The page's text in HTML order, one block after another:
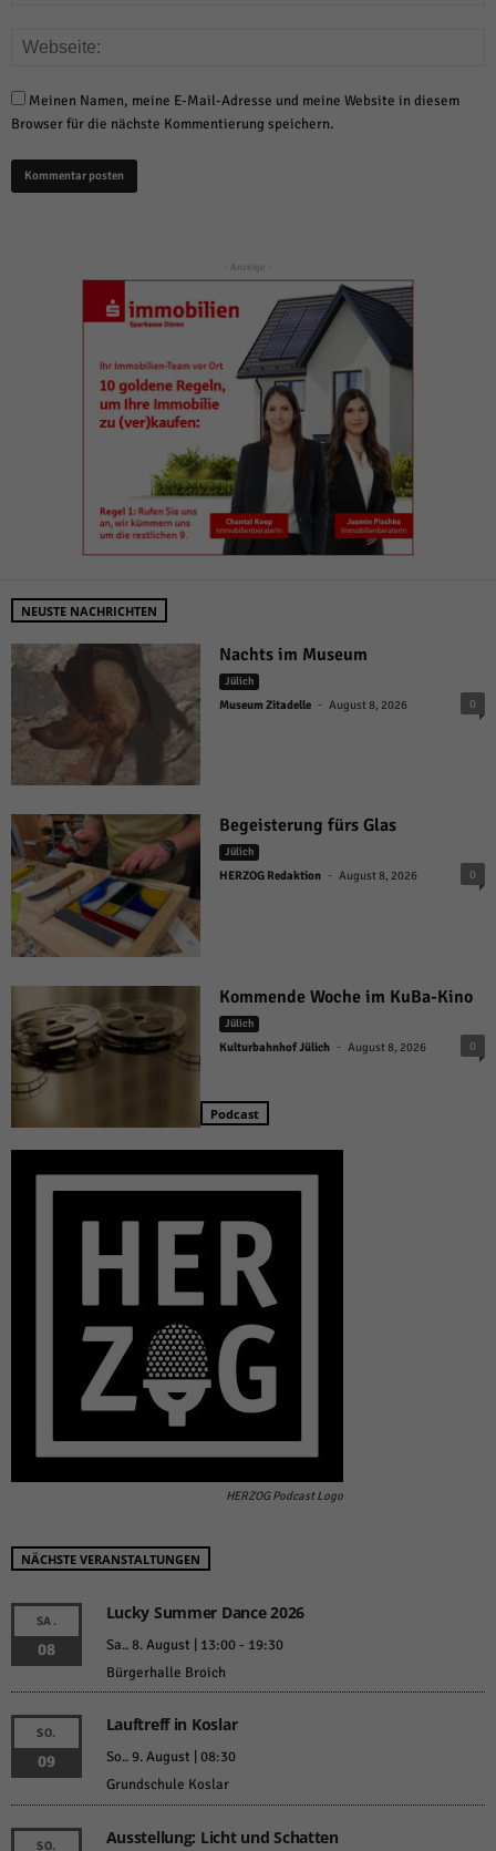
Meinen Namen, meine E-Mail-Adresse und meine Website in diesem
Browser für die nächste Kommentierung speichern.
- Anzeige -
NEUSTE NACHRICHTEN
Nachts im Museum
Jülich
Museum Zitadelle - August 8, 2026 0
Begeisterung fürs Glas
Jülich
HERZOG Redaktion - August 8, 2026 0
Kommende Woche im KuBa-Kino
Jülich
Kulturbahnhof Jülich - August 8, 2026 0
Podcast
HERZOG Podcast Logo
NÄCHSTE VERANSTALTUNGEN
SA.
08
Lucky Summer Dance 2026
Sa.. 8. August | 13:00- 19:30
Bürgerhalle Broich
SO.
09
Lauftreff in Koslar
So.. 9. August | 08:30
Grundschule Koslar
SO. Ausstellung: Licht und Schatten